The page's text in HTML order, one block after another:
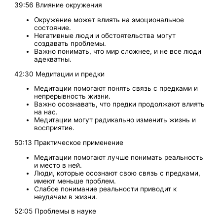
39:56 Влияние окружения
Окружение может влиять на эмоциональное
состояние.
Негативные люди и обстоятельства могут
создавать проблемы.
Важно понимать, что мир сложнее, и не все люди
адекватны.
42:30 Медитации и предки
Медитации помогают понять связь с предками и
непрерывность жизни.
Важно осознавать, что предки продолжают влиять
на нас.
Медитации могут радикально изменить жизнь и
восприятие.
50:13 Практическое применение
Медитации помогают лучше понимать реальность
и место в ней.
Люди, которые осознают свою связь с предками,
имеют меньше проблем.
Слабое понимание реальности приводит к
неудачам в жизни.
52:05 Проблемы в науке